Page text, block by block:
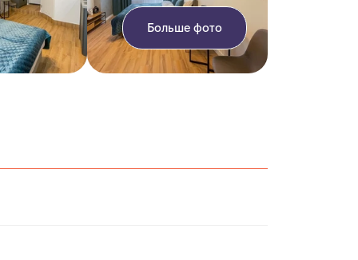
Больше фото